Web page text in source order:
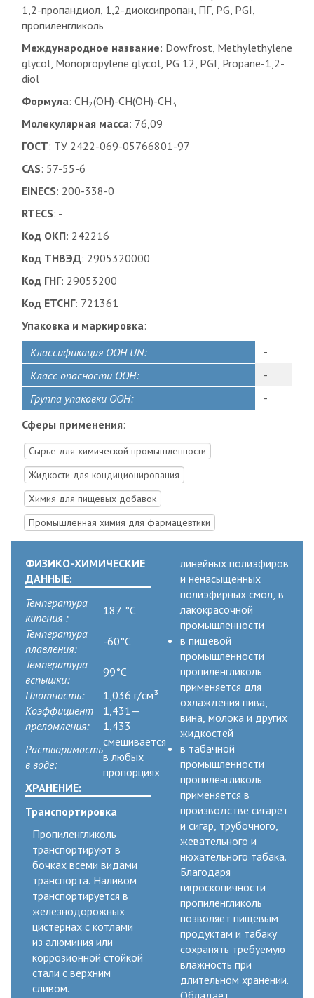
1,2-пропандиол, 1,2-диоксипропан, ПГ, PG, PGI,
пропиленгликоль
Международное название: Dowfrost, Methylethylene
glycol, Monopropylene glycol, PG 12, PGI, Propane-1,2-
diol
Формула: CH2(OH)-CH(OH)-CH3
Молекулярная масса: 76,09
ГОСТ: ТУ 2422-069-05766801-97
CAS: 57-55-6
EINECS: 200-338-0
RTECS: -
Код ОКП: 242216
Код ТНВЭД: 2905320000
Код ГНГ: 29053200
Код ЕТСНГ: 721361
Упаковка и маркировка:
Классификация ООН UN:
-
Класс опасности ООН:
-
Группа упаковки ООН:
-
Сферы применения:
Сырье для химической промышленности
Жидкости для кондиционирования
Химия для пищевых добавок
Промышленная химия для фармацевтики
ФИЗИКО-ХИМИЧЕСКИЕ
ДАННЫЕ:
Температура
кипения :
187 °C
Температура
плавления:
-60°C
Температура
вспышки:
99°C
Плотность:
1,036 г/см³
Коэффициент
преломления:
1,431—
1,433
Растворимость
в воде:
смешивается
в любых
пропорциях
ХРАНЕНИЕ:
Транспортировка
Пропиленгликоль
транспортируют в
бочках всеми видами
транспорта. Наливом
транспортируется в
железнодорожных
цистернах с котлами
из алюминия или
коррозионной стойкой
стали с верхним
сливом.
линейных полиэфиров
и ненасыщенных
полиэфирных смол, в
лакокрасочной
промышленности
в пищевой
промышленности
пропиленгликоль
применяется для
охлаждения пива,
вина, молока и других
жидкостей
в табачной
промышленности
пропиленгликоль
применяется в
производстве сигарет
и сигар, трубочного,
жевательного и
нюхательного табака.
Благодаря
гигроскопичности
пропиленгликоль
позволяет пищевым
продуктам и табаку
сохранять требуемую
влажность при
длительном хранении.
Обладает